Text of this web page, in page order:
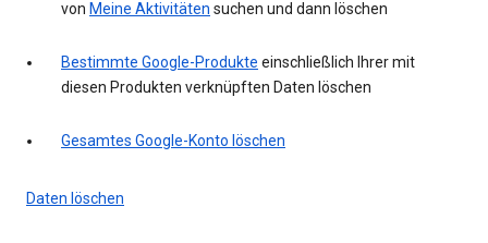
von Meine Aktivitäten suchen und dann löschen
Bestimmte Google-Produkte einschließlich Ihrer mit
diesen Produkten verknüpften Daten löschen
Gesamtes Google-Konto löschen
Daten löschen